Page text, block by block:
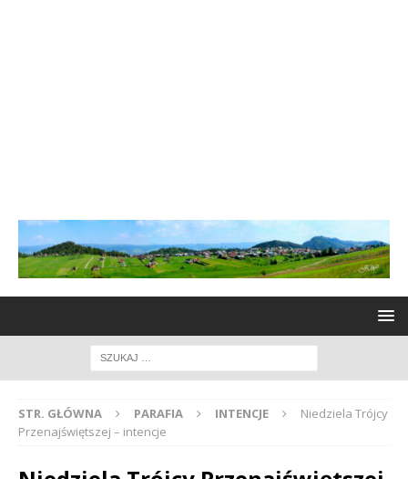
STR. GŁÓWNA PARAFIA INTENCJE
Niedziela Trójcy
Przenajświętszej – intencje